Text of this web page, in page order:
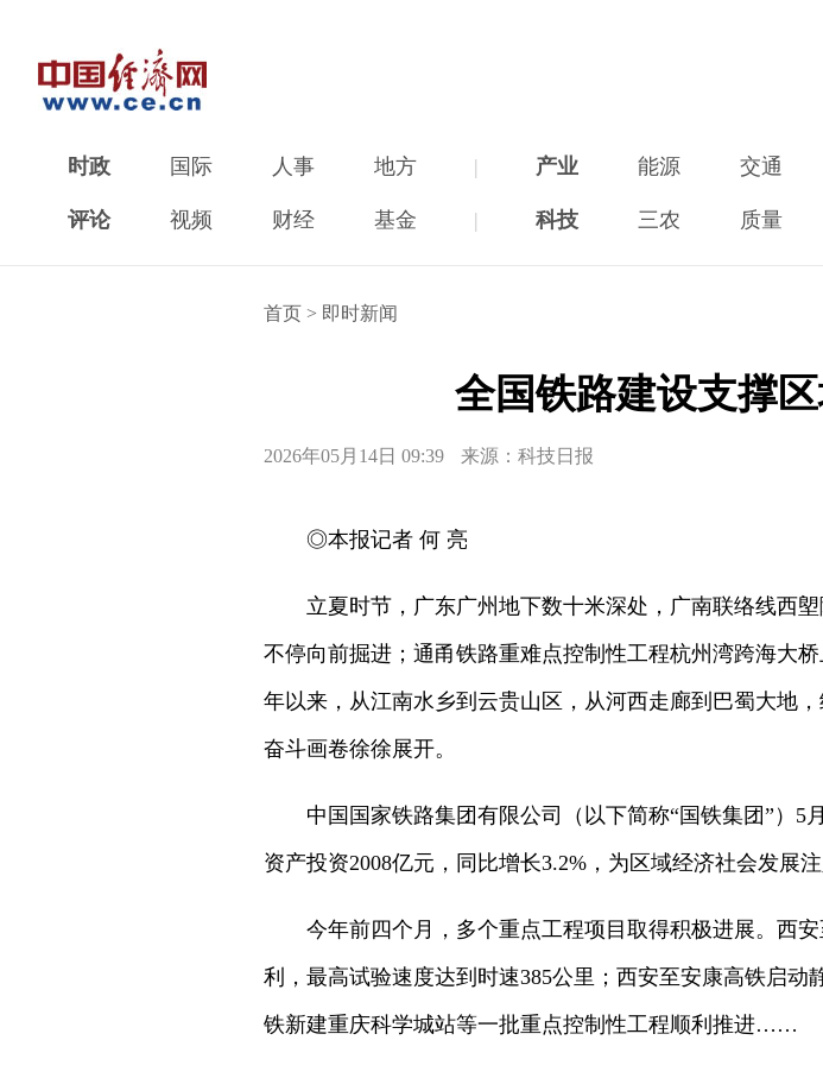
时政 国际 人事 地方 | 产业 能源 交通
评论 视频 财经 基金 | 科技 三农 质量
首页 > 即时新闻
全国铁路建设支撑
2026年05月14日 09:39 来源：科技日报
◎本报记者 何 亮
立夏时节，广东广州地下数十米深处，广南联络线西
不停向前掘进；通甬铁路重难点控制性工程杭州湾跨海
年以来，从江南水乡到云贵山区，从河西走廊到巴蜀大地
奋斗画卷徐徐展开。
中国国家铁路集团有限公司（以下简称“国铁集团”）5
资产投资2008亿元，同比增长3.2%，为区域经济社会发展注
今年前四个月，多个重点工程项目取得积极进展。西
利，最高试验速度达到时速385公里；西安至安康高铁启
铁新建重庆科学城站等一批重点控制性工程顺利推进……